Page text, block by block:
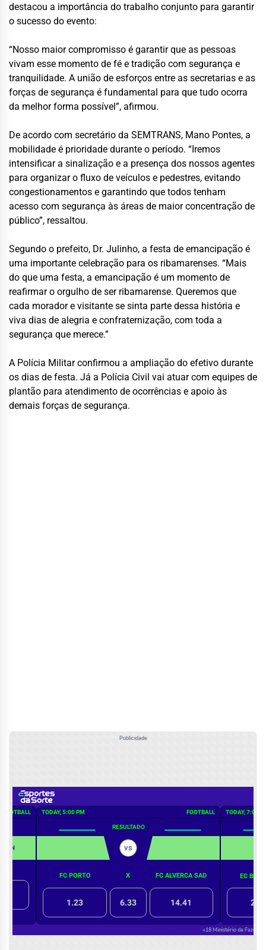
destacou a importância do trabalho conjunto para garantir
o sucesso do evento:
“Nosso maior compromisso é garantir que as pessoas
vivam esse momento de fé e tradição com segurança e
tranquilidade. A união de esforços entre as secretarias e as
forças de segurança é fundamental para que tudo ocorra
da melhor forma possível”, afirmou.
De acordo com secretário da SEMTRANS, Mano Pontes, a
mobilidade é prioridade durante o período. “Iremos
intensificar a sinalização e a presença dos nossos agentes
para organizar o fluxo de veículos e pedestres, evitando
congestionamentos e garantindo que todos tenham
acesso com segurança às áreas de maior concentração de
público”, ressaltou.
Segundo o prefeito, Dr. Julinho, a festa de emancipação é
uma importante celebração para os ribamarenses. “Mais
do que uma festa, a emancipação é um momento de
reafirmar o orgulho de ser ribamarense. Queremos que
cada morador e visitante se sinta parte dessa história e
viva dias de alegria e confraternização, com toda a
segurança que merece.”
A Polícia Militar confirmou a ampliação do efetivo durante
os dias de festa. Já a Polícia Civil vai atuar com equipes de
plantão para atendimento de ocorrências e apoio às
demais forças de segurança.
Publicidade